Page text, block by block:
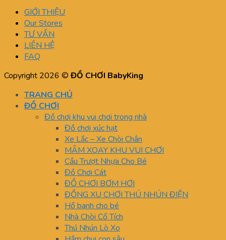
GIỚI THIỆU
Our Stores
TƯ VẤN
LIÊN HỆ
FAQ
Copyright 2026 ©ĐỒ CHƠI BabyKing
TRANG CHỦ
ĐỒ CHƠI
Đồ chơi khu vui chơi trong nhà
Đồ chơi xúc hạt
Xe Lắc – Xe Chòi Chân
MÂM XOAY KHU VUI CHƠI
Cầu Trượt Nhựa Cho Bé
Đồ Chơi Cát
ĐỒ CHƠI BƠM HƠI
ĐỒNG XU CHƠI THÚ NHÚN ĐIỆN
Hồ banh cho bé
Nhà Chòi Cổ Tích
Thú Nhún Lò Xo